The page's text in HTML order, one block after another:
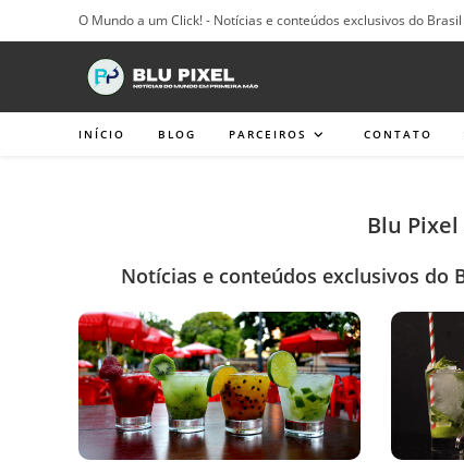
para
O Mundo a um Click! - Notícias e conteúdos exclusivos do
INÍCIO BLOG PARCEIROS CONTATO
Blu
Notícias e conteúdos exclusivos do